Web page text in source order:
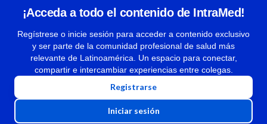
¡Acceda a todo el contenido de IntraMed!
Regístrese o inicie sesión para acceder a contenido exclusivo
y ser parte de la comunidad profesional de salud más
relevante de Latinoamérica. Un espacio para conectar,
compartir e intercambiar experiencias entre colegas.
Registrarse
Iniciar sesión
Términos y condiciones
| Políticas de privacidad
| Todos los derechos reservados | Copyright 1997-2026